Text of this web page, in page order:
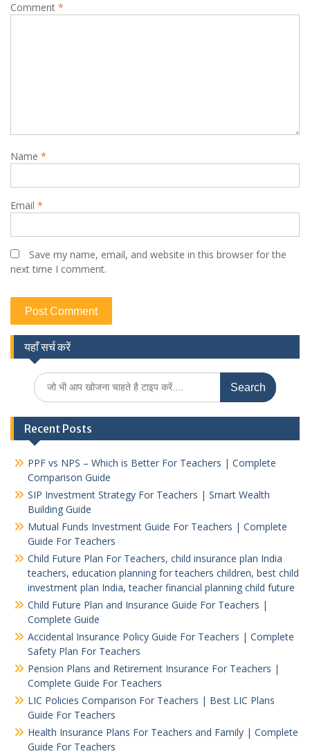
Comment *
Name *
Email *
Save my name, email, and website in this browser for the
next time I comment.
यहाँ सर्च करें
Search
for:
Recent Posts
PPF vs NPS – Which is Better For Teachers | Complete
Comparison Guide
SIP Investment Strategy For Teachers | Smart Wealth
Building Guide
Mutual Funds Investment Guide For Teachers | Complete
Guide For Teachers
Child Future Plan For Teachers, child insurance plan India
teachers, education planning for teachers children, best child
investment plan India, teacher financial planning child future
Child Future Plan and Insurance Guide For Teachers |
Complete Guide
Accidental Insurance Policy Guide For Teachers | Complete
Safety Plan For Teachers
Pension Plans and Retirement Insurance For Teachers |
Complete Guide For Teachers
LIC Policies Comparison For Teachers | Best LIC Plans
Guide For Teachers
Health Insurance Plans For Teachers and Family | Complete
Guide For Teachers